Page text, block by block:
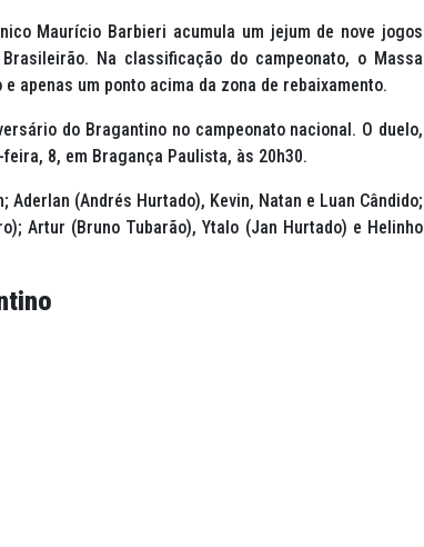
Maurício Barbieri acumula um jejum de nove jogos
Na classificação do campeonato, o Massa
apenas um ponto acima da zona de rebaixamento.
do Bragantino no campeonato nacional. O duelo,
8, em Bragança Paulista, às 20h30.
(Andrés Hurtado), Kevin, Natan e Luan Cândido;
Artur (Bruno Tubarão), Ytalo (Jan Hurtado) e Helinho